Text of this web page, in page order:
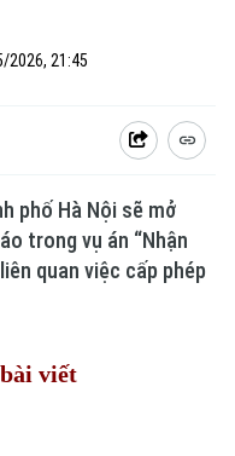
2026, 21:45
phố Hà Nội sẽ mở
trong vụ án “Nhận
quan việc cấp phép
viết